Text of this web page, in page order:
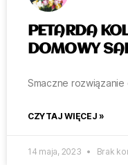
PETARDA
DOMOWY
Smaczne rozwiązanie
CZYTAJ WIĘCEJ »
14 maja, 2023 Brak